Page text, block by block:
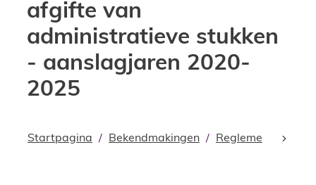
afgifte van
administratieve stukken
- aanslagjaren 2020-
2025
Startpagina Bekendmakingen Reglementen